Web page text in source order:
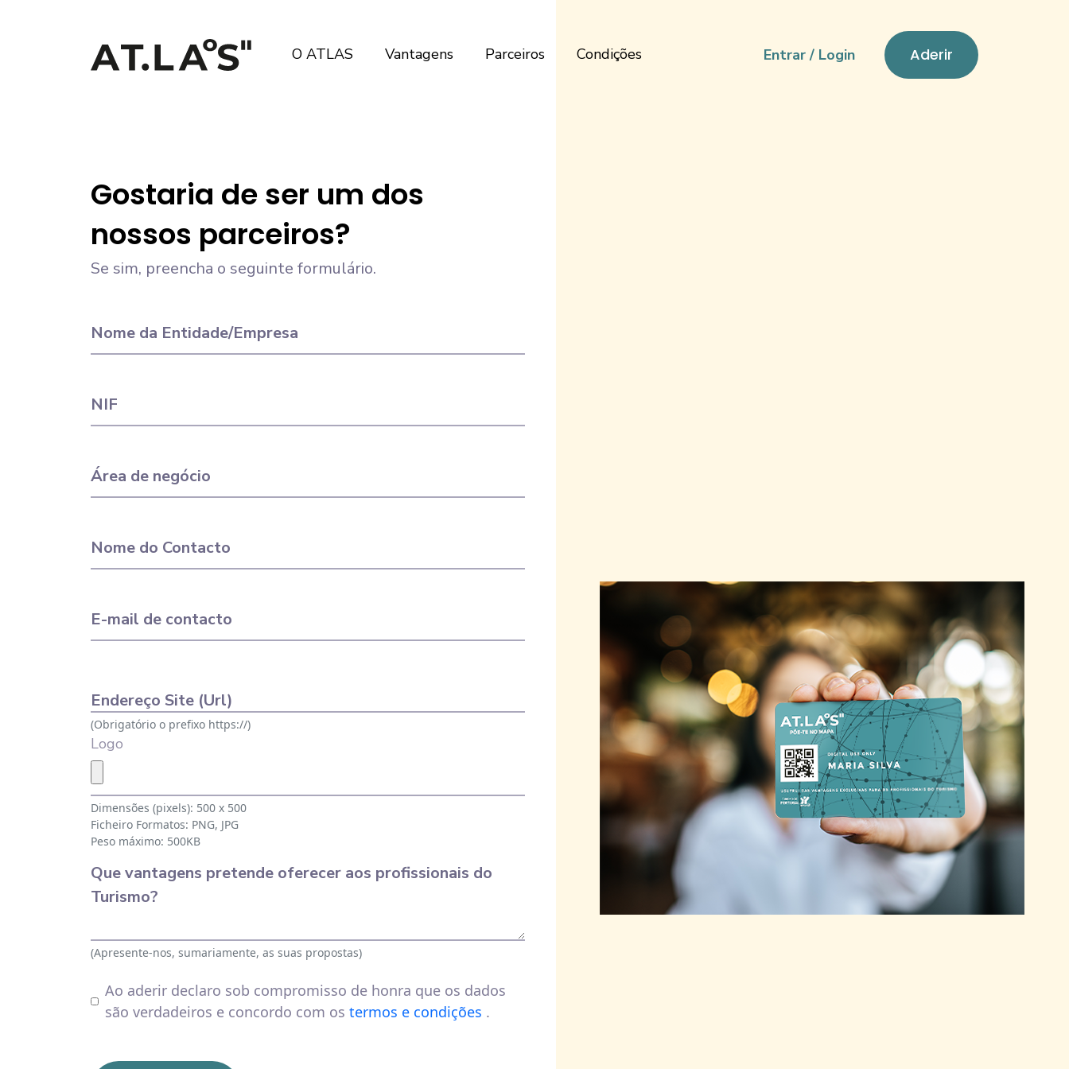
O ATLAS Vantagens Parceiros Condições Entrar / Login Aderir
Gostaria de ser um dos
nossos parceiros?
Se sim, preencha o seguinte formulário.
Nome da Entidade/Empresa
NIF
Área de negócio
Nome do Contacto
E-mail de contacto
Endereço Site (Url)
(Obrigatório o prefixo https://)
Logo
Dimensões (pixels): 500 x 500
Ficheiro Formatos: PNG, JPG
Peso máximo: 500KB
Que vantagens pretende oferecer aos profissionais do
Turismo?
(Apresente-nos, sumariamente, as suas propostas)
Ao aderir declaro sob compromisso de honra que os dados
são verdadeiros e concordo com os termos e condições .